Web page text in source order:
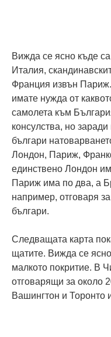
Вижда се ясно къде
Италия,
Франция извън
имате нужда от
самолета към
консулства, но
българи
Лондон, Париж,
единствено Лондон
Париж има по два, а
например, отговаря
българи.
Следващата карта
щатите. Вижда се
малкото покритие. В
отговарящи за около
Вашингтон и Торонто